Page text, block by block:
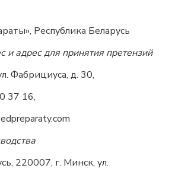
Республика Беларусь
и адрес для принятия претензий
Фабрициуса, д. 30,
37 16,
220007, г. Минск, ул.